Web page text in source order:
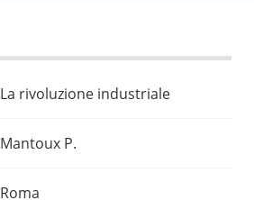
La rivoluzione industriale
Mantoux P.
Roma